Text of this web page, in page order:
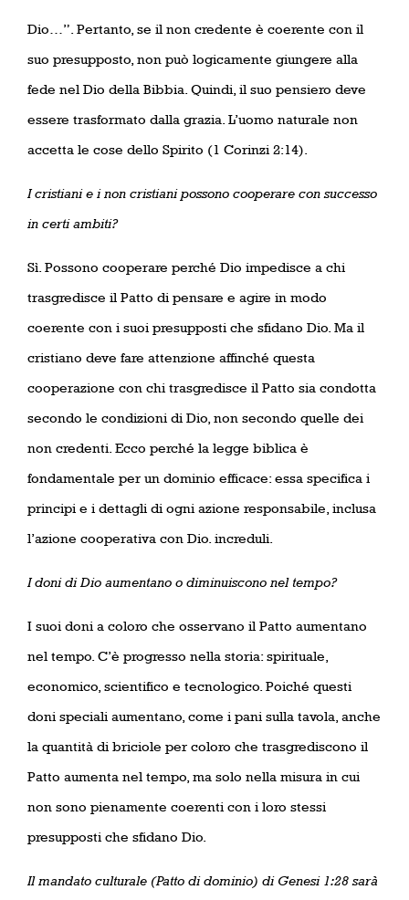
Dio…”. Pertanto, se il non credente è coerente con il
suo presupposto, non può logicamente giungere alla
fede nel Dio della Bibbia. Quindi, il suo pensiero deve
essere trasformato dalla grazia. L’uomo naturale non
accetta le cose dello Spirito (1 Corinzi 2:14).
I cristiani e i non cristiani possono cooperare con successo
in certi ambiti?
Sì. Possono cooperare perché Dio impedisce a chi
trasgredisce il Patto di pensare e agire in modo
coerente con i suoi presupposti che sfidano Dio. Ma il
cristiano deve fare attenzione affinché questa
cooperazione con chi trasgredisce il Patto sia condotta
secondo le condizioni di Dio, non secondo quelle dei
non credenti. Ecco perché la legge biblica è
fondamentale per un dominio efficace: essa specifica i
principi e i dettagli di ogni azione responsabile, inclusa
l’azione cooperativa con Dio. increduli.
I doni di Dio aumentano o diminuiscono nel tempo?
I suoi doni a coloro che osservano il Patto aumentano
nel tempo. C’è progresso nella storia: spirituale,
economico, scientifico e tecnologico. Poiché questi
doni speciali aumentano, come i pani sulla tavola, anche
la quantità di briciole per coloro che trasgrediscono il
Patto aumenta nel tempo, ma solo nella misura in cui
non sono pienamente coerenti con i loro stessi
presupposti che sfidano Dio.
Il mandato culturale (Patto di dominio) di Genesi 1:28 sarà